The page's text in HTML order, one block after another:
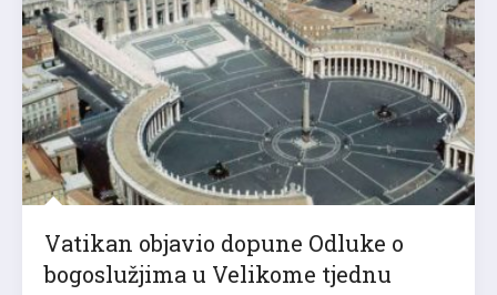
Vatikan objavio dopune Odluke o
bogoslužjima u Velikome tjednu